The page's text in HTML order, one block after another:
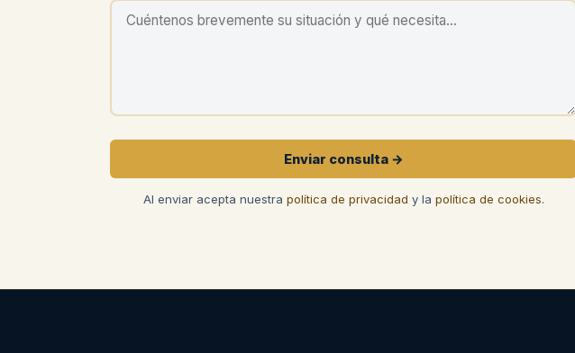
Enviar consulta →
Al enviar acepta nuestra política de privacidad y la política de cookies.